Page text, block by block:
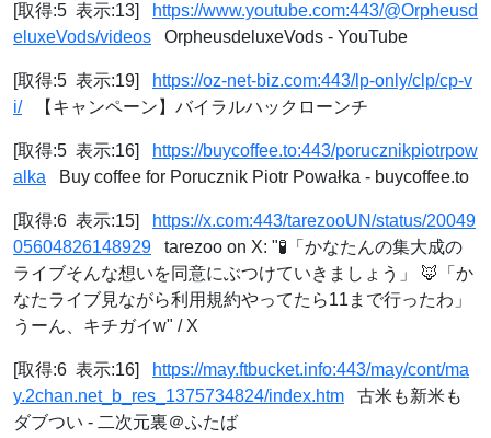
[取得:5 表示:13]
https://www.youtube.com:443/@Orpheusd
eluxeVods/videos OrpheusdeluxeVods - YouTube
[取得:5 表示:19]
https://oz-net-biz.com:443/lp-only/clp/cp-v
i/【キャンペーン】バイラルハックローンチ
[取得:5 表示:16]
https://buycoffee.to:443/porucznikpiotrpow
alka Buy coffee for Porucznik Piotr Powałka - buycoffee.to
[取得:6 表示:15]
https://x.com:443/tarezooUN/status/20049
05604826148929 tarezoo on X: "🧪「かなたんの集大成の
ライブそんな想いを同意にぶつけていきましょう」 🦊「か
なたライブ見ながら利用規約やってたら11まで行ったわ」
うーん、キチガイw" / X
[取得:6 表示:16]
https://may.ftbucket.info:443/may/cont/ma
y.2chan.net_b_res_1375734824/index.htm 古米も新米も
ダブつい - 二次元裏＠ふたば